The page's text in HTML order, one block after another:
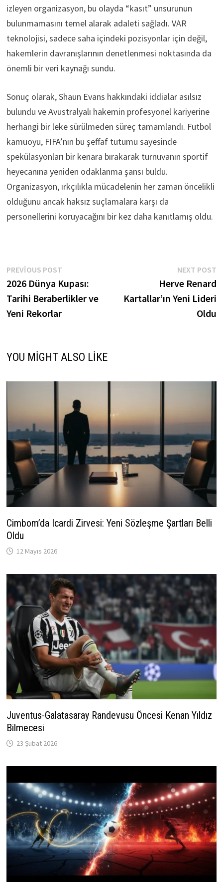
izleyen organizasyon, bu olayda “kasıt” unsurunun
bulunmamasını temel alarak adaleti sağladı. VAR
teknolojisi, sadece saha içindeki pozisyonlar için değil,
hakemlerin davranışlarının denetlenmesi noktasında da
önemli bir veri kaynağı sundu.
Sonuç olarak, Shaun Evans hakkındaki iddialar asılsız
bulundu ve Avustralyalı hakemin profesyonel kariyerine
herhangi bir leke sürülmeden süreç tamamlandı. Futbol
kamuoyu, FIFA’nın bu şeffaf tutumu sayesinde
spekülasyonları bir kenara bırakarak turnuvanın sportif
heyecanına yeniden odaklanma şansı buldu.
Organizasyon, ırkçılıkla mücadelenin her zaman öncelikli
olduğunu ancak haksız suçlamalara karşı da
personellerini koruyacağını bir kez daha kanıtlamış oldu.
Yazı
gezinmesi
PREVIOUS POSTPrevious
post:
2026 Dünya Kupası:
Tarihi Beraberlikler ve
Yeni Rekorlar
NEXT POST
Herve Renard
Kartallar’ın Yeni Lideri
Oldu
YOU MIGHT ALSO LIKE
Cimbom’da Icardi Zirvesi: Yeni Sözleşme Şartları Belli
Oldu
12 Mayıs 2026
Juventus-Galatasaray Randevusu Öncesi Kenan Yıldız
Bilmecesi
23 Şubat 2026